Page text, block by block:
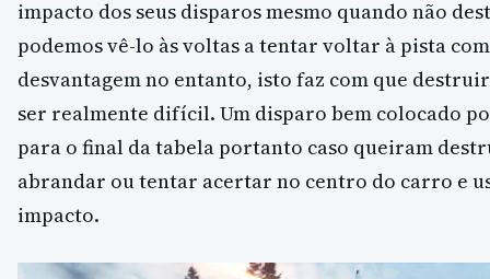
impacto dos seus disparos mesmo quando não
podemos vê-lo às voltas a tentar voltar à pista
desvantagem no entanto, isto faz com que
ser realmente difícil. Um disparo bem colocado
para o final da tabela portanto caso queiram
abrandar ou tentar acertar no centro do carro e
impacto.